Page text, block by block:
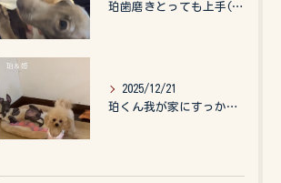
珀歯磨きとっても上手(о´∀`о)
2025/12/21
珀くん我が家にすっかりなれて、キッズのお世話もしてくれて、今...